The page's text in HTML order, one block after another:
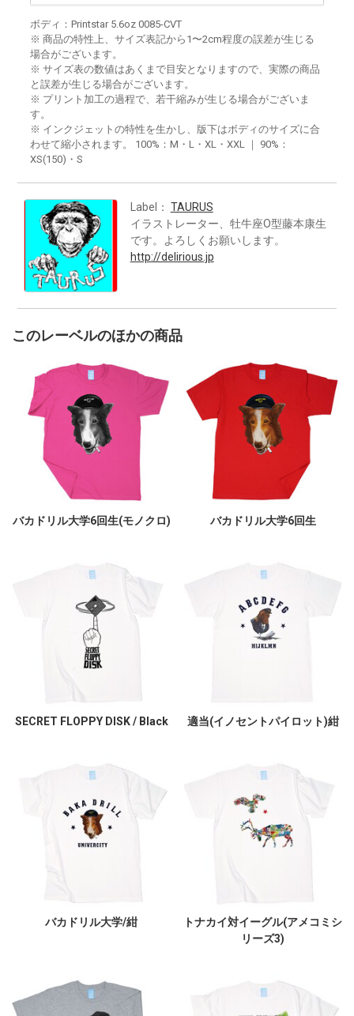
ボディ：Printstar 5.6oz 0085-CVT
※ 商品の特性上、サイズ表記から1〜2cm程度の誤差が生じる
場合がございます。
※ サイズ表の数値はあくまで目安となりますので、実際の商品
と誤差が生じる場合がございます。
※ プリント加工の過程で、若干縮みが生じる場合がございま
す。
※ インクジェットの特性を生かし、版下はボディのサイズに合
わせて縮小されます。 100%：M・L・XL・XXL ｜ 90%：
XS(150)・S
Label： TAURUS
イラストレーター、牡牛座O型藤本康生
です。よろしくお願いします。
http://delirious.jp
このレーベルのほかの商品
バカドリル大学6回生(モノクロ) バカドリル大学6回生
SECRET FLOPPY DISK / Black 適当(イノセントパイロット)紺
バカドリル大学/紺
トナカイ対イーグル(アメコミシ
リーズ3)